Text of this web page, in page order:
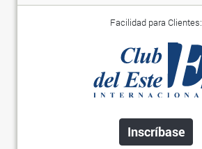
Facilidad para Clientes:
Inscríbase